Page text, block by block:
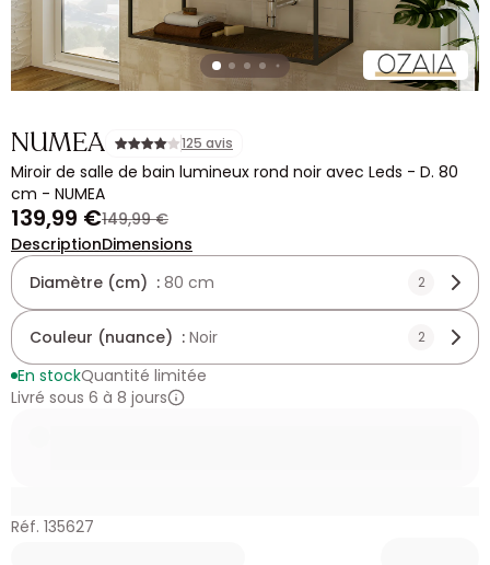
NUMEA 125 avis
Miroir de salle de bain lumineux rond noir avec Leds - D. 80
cm - NUMEA
139,99 €149,99 €
DescriptionDimensions
Diamètre (cm) : 80 cm 2
Couleur (nuance) : Noir 2
En stockQuantité limitée
Livré sous 6 à 8 jours
Réf. 135627